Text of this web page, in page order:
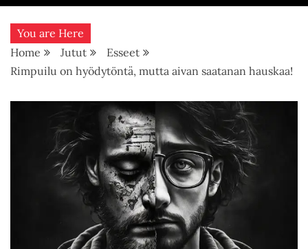
You are Here
Home
Jutut
Esseet
Rimpuilu on hyödytöntä, mutta aivan saatanan hauskaa!